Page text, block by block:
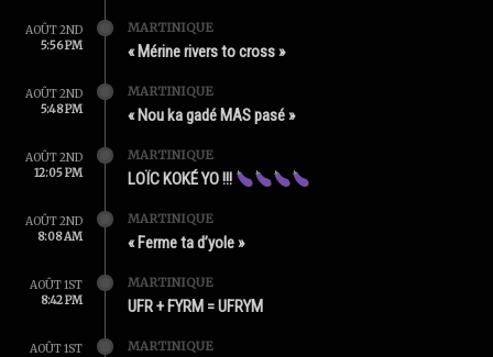
AOÛT 2ND
5:56 PM
MARTINIQUE
« Mérine rivers to cross »
AOÛT 2ND
5:48 PM
MARTINIQUE
« Nou ka gadé MAS pasé »
AOÛT 2ND
12:05 PM
MARTINIQUE
LOÏC KOKÉ YO !!!
AOÛT 2ND
8:08 AM
MARTINIQUE
« Ferme ta d’yole »
AOÛT 1ST
8:42 PM
MARTINIQUE
UFR + FYRM = UFRYM
AOÛT 1ST MARTINIQUE